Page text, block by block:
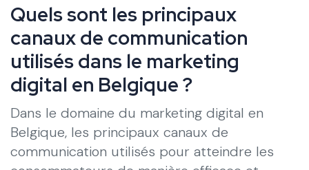
Quels sont les principaux
canaux de communication
utilisés dans le marketing
digital en Belgique ?
Dans le domaine du marketing digital en
Belgique, les principaux canaux de
communication utilisés pour atteindre les